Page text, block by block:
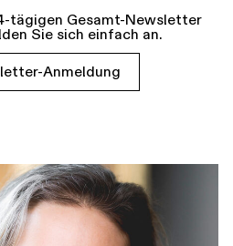
tägigen Gesamt-Newsletter
Sie sich einfach an.
Anmeldung